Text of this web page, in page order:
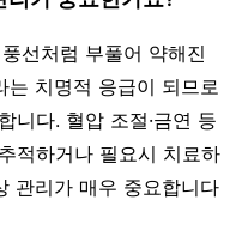
선처럼 부풀어 약해진
는 치명적 응급이 되므로
니다. 혈압 조절·금연 등
적하거나 필요시 치료하
관리가 매우 중요합니다